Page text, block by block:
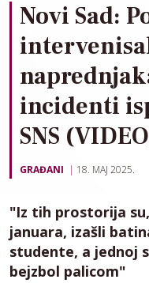
Novi Sad:
incidenti
SNS
GRAĐANI 18. MAJ 2025.
"Iz tih prostorija
januara, izašli
studente, a jednoj
bejzbol palicom"